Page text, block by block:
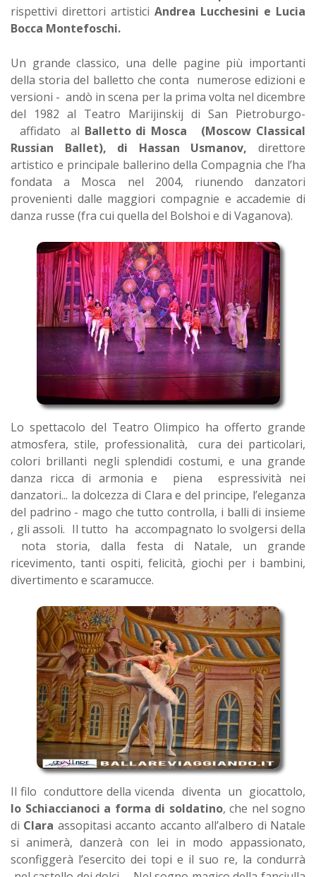
rispettivi direttori artistici Andrea Lucchesini e Lucia
Bocca Montefoschi.
Un grande classico, una delle pagine più importanti
della storia del balletto che conta numerose edizioni e
versioni - andò in scena per la prima volta nel dicembre
del 1982 al Teatro Marijinskij di San Pietroburgo-
affidato al Balletto di Mosca (Moscow Classical
Russian Ballet), di Hassan Usmanov, direttore
artistico e principale ballerino della Compagnia che l’ha
fondata a Mosca nel 2004, riunendo danzatori
provenienti dalle maggiori compagnie e accademie di
danza russe (fra cui quella del Bolshoi e di Vaganova).
Lo spettacolo del Teatro Olimpico ha offerto grande
atmosfera, stile, professionalità, cura dei particolari,
colori brillanti negli splendidi costumi, e una grande
danza ricca di armonia e piena espressività nei
danzatori... la dolcezza di Clara e del principe, l’eleganza
del padrino - mago che tutto controlla, i balli di insieme
, gli assoli. Il tutto ha accompagnato lo svolgersi della
nota storia, dalla festa di Natale, un grande
ricevimento, tanti ospiti, felicità, giochi per i bambini,
divertimento e scaramucce.
Il filo conduttore della vicenda diventa un giocattolo,
lo Schiaccianoci a forma di soldatino, che nel sogno
di Clara assopitasi accanto accanto all’albero di Natale
si animerà, danzerà con lei in modo appassionato,
sconfiggerà l’esercito dei topi e il suo re, la condurrà